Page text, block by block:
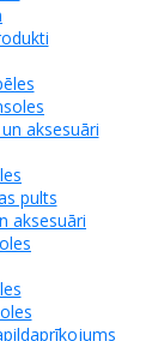
aksesuāri
pults
aksesuāri